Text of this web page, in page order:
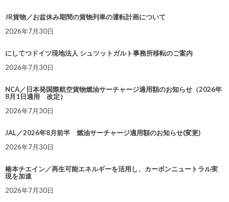
JR貨物／お盆休み期間の貨物列車の運転計画について
2026年7月30日
にしてつドイツ現地法人 シュツットガルト事務所移転のご案内
2026年7月30日
NCA／日本発国際航空貨物燃油サーチャージ適用額のお知らせ（2026年
8月1日適用 改定）
2026年7月30日
JAL／2026年8月前半 燃油サーチャージ適用額のお知らせ(変更)
2026年7月30日
椿本チエイン／再生可能エネルギーを活用し、カーボンニュートラル実
現を加速
2026年7月30日